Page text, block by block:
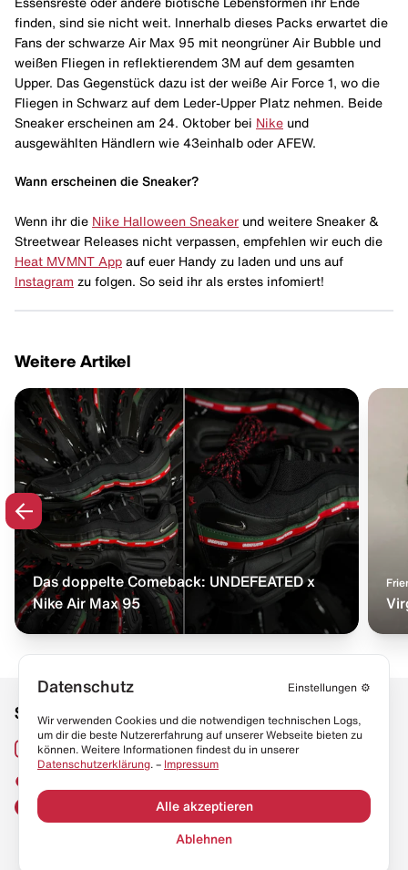
Essensreste oder andere biotische Lebensformen ihr Ende
finden, sind sie nicht weit. Innerhalb dieses Packs erwartet die
Fans der schwarze Air Max 95 mit neongrüner Air Bubble und
weißen Fliegen in reflektierendem 3M auf dem gesamten
Upper. Das Gegenstück dazu ist der weiße Air Force 1, wo die
Fliegen in Schwarz auf dem Leder-Upper Platz nehmen. Beide
Sneaker erscheinen am 24. Oktober bei Nike und
ausgewählten Händlern wie 43einhalb oder AFEW.
Wann erscheinen die Sneaker?
Wenn ihr die Nike Halloween Sneaker und weitere Sneaker &
Streetwear Releases nicht verpassen, empfehlen wir euch die
Heat MVMNT App auf euer Handy zu laden und uns auf
Instagram zu folgen. So seid ihr als erstes infomiert!
Weitere Artikel
Das doppelte Comeback: UNDEFEATED x
Nike Air Max 95
Social Media
Instagram
Links
Sneaker Lexikon
Resell Guide
Datenschutz
Impressum
Datenschutz Einstellungen ⚙️
Wir verwenden Cookies und die notwendigen technischen Logs,
um dir die beste Nutzererfahrung auf unserer Webseite bieten zu
können. Weitere Informationen findest du in unserer
Datenschutzerklärung. – Impressum
Alle akzeptieren
Ablehnen